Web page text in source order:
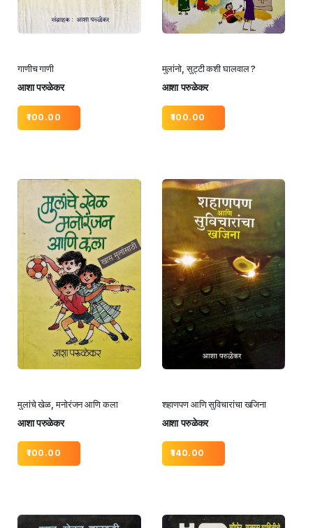
गाणीच गाणी
आशा परुळेकर
100.00
मुलांनो, सुट्टी कशी घालवाल ?
आशा परुळेकर
100.00
मुलांचे खेळ, मनोरंजन आणि कला
आशा परुळेकर
100.00
शहाणपण आणि सुविचारांचा खजिना
आशा परुळेकर
140.00